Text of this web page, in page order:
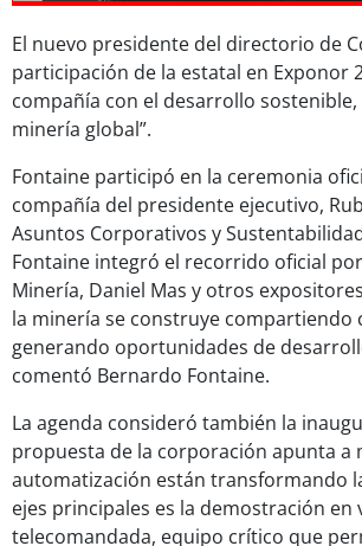
El nuevo presidente del directorio de
participación de la estatal en Exponor
compañía con el desarrollo
minería global”.
Fontaine participó en la ceremonia
compañía del presidente ejecutivo,
Asuntos Corporativos y
Fontaine integró el recorrido oficial
Minería, Daniel Mas y otros
la minería se construye
generando oportunidades de
comentó Bernardo Fontaine.
La agenda consideró también la
propuesta de la corporación apunta
automatización están transformando
ejes principales es la demostración
telecomandada, equipo crítico que